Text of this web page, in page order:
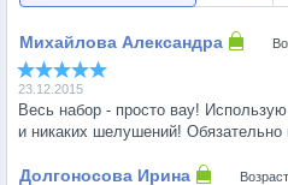
23.12.2015
Весь набор - просто вау!
и никаких шелушений! Обязательно